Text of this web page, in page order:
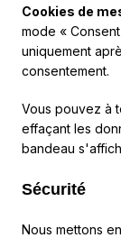
Cookies de
mode «
uniquement
consentement.
Vous pouvez à
effaçant les
bandeau
Sécurité
Nous mettons